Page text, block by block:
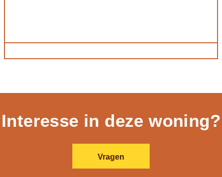
Interesse in deze woning?
Vragen